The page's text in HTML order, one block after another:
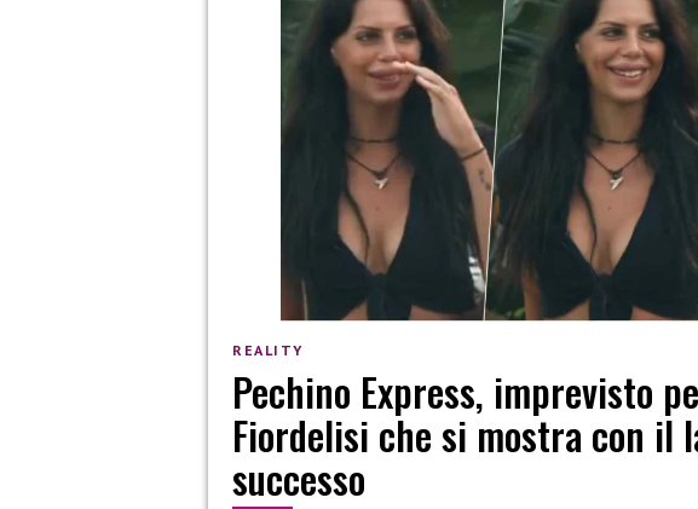
REALITY
Pechino Express, imprevisto
Fiordelisi che si mostra con il
successo